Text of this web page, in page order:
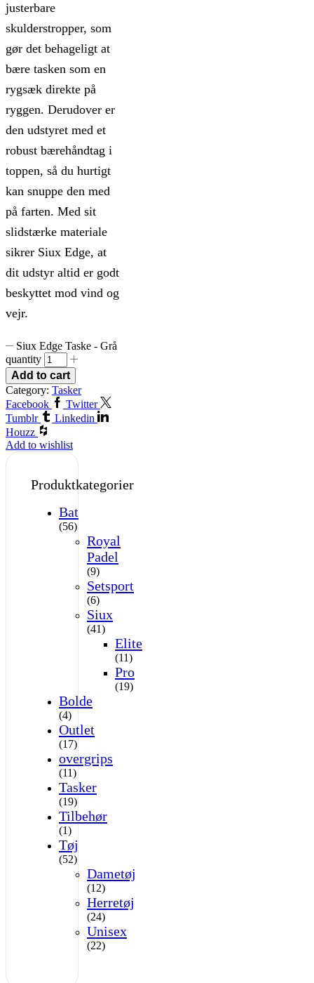
justerbare
skulderstropper, som
gør det behageligt at
bære tasken som en
rygsæk direkte på
ryggen. Derudover er
den udstyret med et
robust bærehåndtag i
toppen, så du hurtigt
kan snuppe den med
på farten. Med sit
slidstærke materiale
sikrer Siux Edge, at
dit udstyr altid er godt
beskyttet mod vind og
vejr.
Siux Edge Taske - Grå
quantity
Add to cart
Category: Tasker
Facebook
Twitter
Tumblr
Linkedin
Houzz
Add to wishlist
Produktkategorier
Bat
(56)
Royal
Padel
(9)
Setsport
(6)
Siux
(41)
Elite
(11)
Pro
(19)
Bolde
(4)
Outlet
(17)
overgrips
(11)
Tasker
(19)
Tilbehør
(1)
Tøj
(52)
Dametøj
(12)
Herretøj
(24)
Unisex
(22)